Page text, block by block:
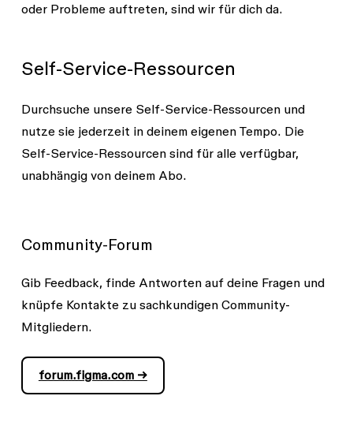
oder Probleme auftreten, sind wir für dich da.
Self-Service-Ressourcen
Durchsuche unsere Self-Service-Ressourcen und
nutze sie jederzeit in deinem eigenen Tempo. Die
Self-Service-Ressourcen sind für alle verfügbar,
unabhängig von deinem Abo.
Community-Forum
Gib Feedback, finde Antworten auf deine Fragen und
knüpfe Kontakte zu sachkundigen Community-
Mitgliedern.
forum.figma.com →